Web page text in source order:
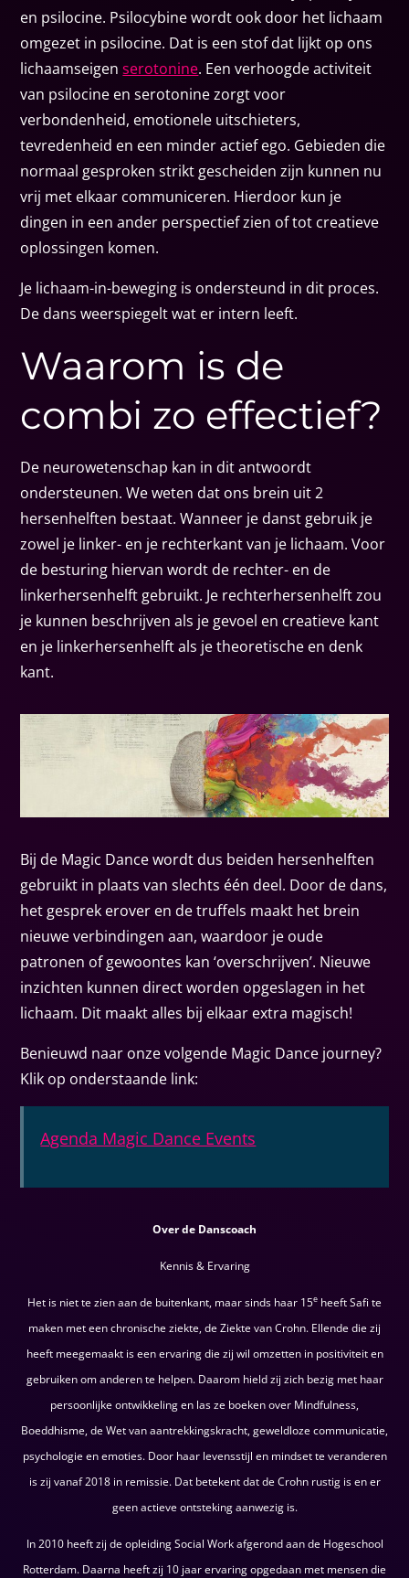
en psilocine. Psilocybine wordt ook door het lichaam
omgezet in psilocine. Dat is een stof dat lijkt op ons
lichaamseigenserotonine. Een verhoogde activiteit
van psilocine en serotonine zorgt voor
verbondenheid, emotionele uitschieters,
tevredenheid en een minder actief ego. Gebieden die
normaal gesproken strikt gescheiden zijn kunnen nu
vrij met elkaar communiceren. Hierdoor kun je
dingen in een ander perspectief zien of tot creatieve
oplossingen komen.
Je lichaam-in-beweging is ondersteund in dit proces.
De dans weerspiegelt wat er intern leeft.
Waarom is de
combi zo effectief?
De neurowetenschap kan in dit antwoordt
ondersteunen. We weten dat ons brein uit 2
hersenhelften bestaat. Wanneer je danst gebruik je
zowel je linker- en je rechterkant van je lichaam. Voor
de besturing hiervan wordt de rechter- en de
linkerhersenhelft gebruikt. Je rechterhersenhelft zou
je kunnen beschrijven als je gevoel en creatieve kant
en je linkerhersenhelft als je theoretische en denk
kant.
Bij de Magic Dance wordt dus beiden hersenhelften
gebruikt in plaats van slechts één deel. Door de dans,
het gesprek erover en de truffels maakt het brein
nieuwe verbindingen aan, waardoor je oude
patronen of gewoontes kan ‘overschrijven’. Nieuwe
inzichten kunnen direct worden opgeslagen in het
lichaam. Dit maakt alles bij elkaar extra magisch!
Benieuwd naar onze volgende Magic Dance journey?
Klik op onderstaande link:
Agenda Magic Dance Events
Over de Danscoach
Kennis & Ervaring
Het is niet te zien aan de buitenkant, maar sinds haar 15e heeft Safi te
maken met een chronische ziekte, de Ziekte van Crohn. Ellende die zij
heeft meegemaakt is een ervaring die zij wil omzetten in positiviteit en
gebruiken om anderen te helpen. Daarom hield zij zich bezig met haar
persoonlijke ontwikkeling en las ze boeken over Mindfulness,
Boeddhisme, de Wet van aantrekkingskracht, geweldloze communicatie,
psychologie en emoties. Door haar levensstijl en mindset te veranderen
is zij vanaf 2018 in remissie. Dat betekent dat de Crohn rustig is en er
geen actieve ontsteking aanwezig is.
In 2010 heeft zij de opleiding Social Work afgerond aan de Hogeschool
Rotterdam. Daarna heeft zij 10 jaar ervaring opgedaan met mensen die